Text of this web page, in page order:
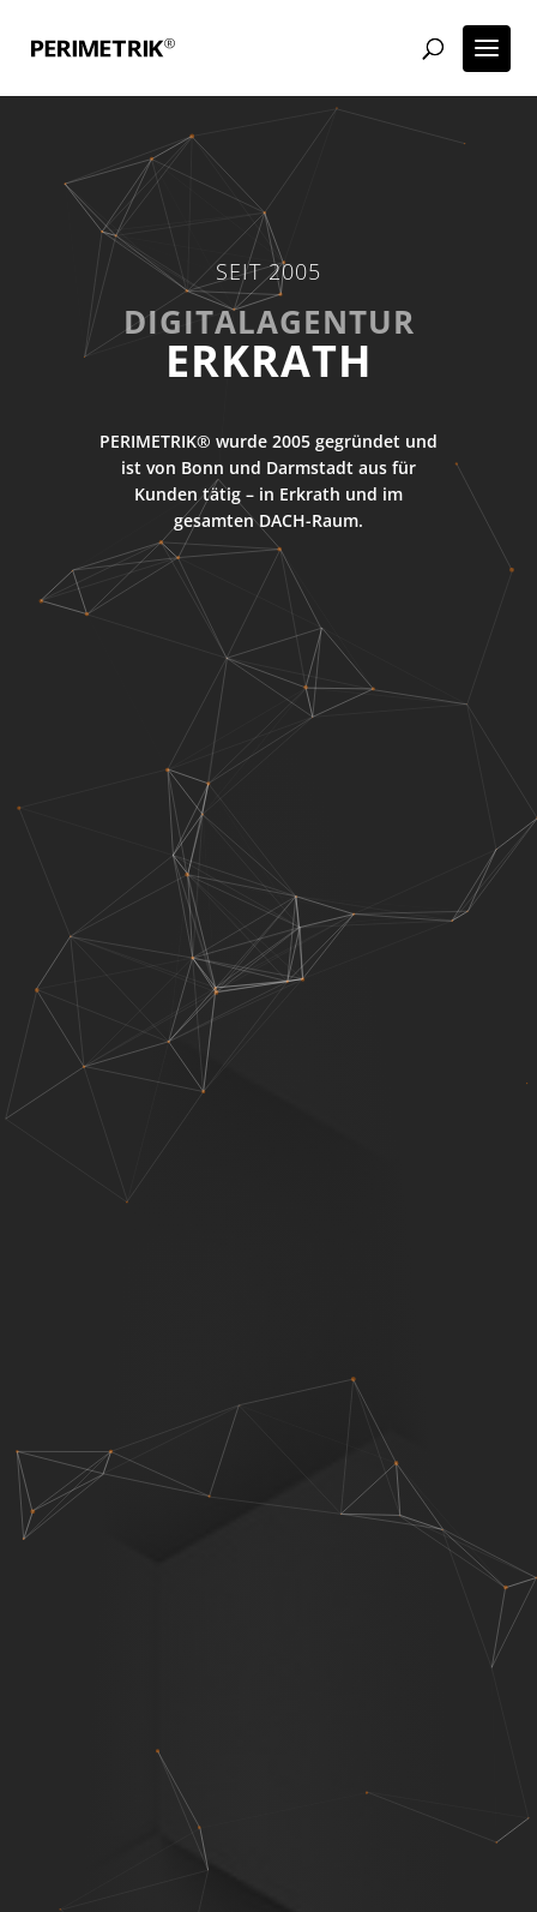
SEIT 2005
WORDPRESS AGENTUR
ERKRATH
PERIMETRIK® wurde 2005 gegründet und
ist von Bonn und Darmstadt aus für
Kunden tätig – in Erkrath und im
gesamten DACH-Raum.